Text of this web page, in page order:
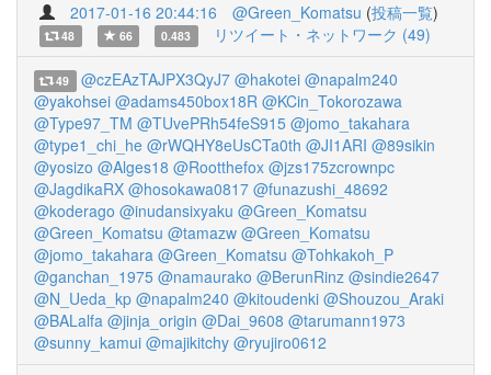
2017-01-16 20:44:16 @Green_Komatsu (投稿一覧)
48 66 0.483 リツイート・ネットワーク (49)
49 @czEAzTAJPX3QyJ7 @hakotei @napalm240
@yakohsei @adams450box18R @KCin_Tokorozawa
@Type97_TM @TUvePRh54feS915 @jomo_takahara
@type1_chi_he @rWQHY8eUsCTa0th @JI1ARI @89sikin
@yosizo @Alges18 @Rootthefox @jzs175zcrownpc
@JagdikaRX @hosokawa0817 @funazushi_48692
@koderago @inudansixyaku @Green_Komatsu
@Green_Komatsu @tamazw @Green_Komatsu
@jomo_takahara @Green_Komatsu @Tohkakoh_P
@ganchan_1975 @namaurako @BerunRinz @sindie2647
@N_Ueda_kp @napalm240 @kitoudenki @Shouzou_Araki
@BALalfa @jinja_origin @Dai_9608 @tarumann1973
@sunny_kamui @majikitchy @ryujiro0612